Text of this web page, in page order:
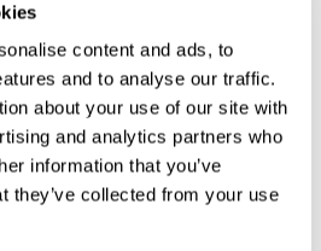
content and ads, to
and to analyse our traffic.
about your use of our site with
and analytics partners who
information that you’ve
they’ve collected from your use
когнитивные способности у
Улучшились память, внимание и
у людей, страдающих
понимание и скорость
трудности в чтении
ходьба и движение у
– это незабываемое путешествие к